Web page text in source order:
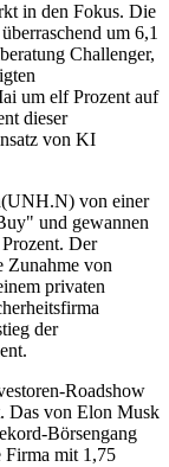
in den Fokus. Die
um 6,1
Challenger,
um elf Prozent auf
dieser
von KI
von einer
und gewannen
Der
Zunahme von
privaten
der
Roadshow
Das von Elon Musk
Börsengang
Firma mit 1,75